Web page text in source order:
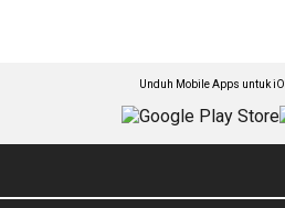
Unduh Mobile Apps untuk